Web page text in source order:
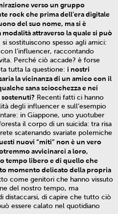
verso un gruppo
rock che prima dell’era digitale
del suo nome, ma si è
attraverso la quale si può
si sostituiscono spesso agli amici:
l’influencer, raccontando
Perché ciò accade? è forse
tutta la questione: i nostri
la vicinanza di un amico con il
sana sciocchezza e nei
Recenti fatti ci hanno
degli influencer e sull’esempio
in Giappone, uno yuotuber
il corpo di un suicida: tra risa
scatenando svariate polemiche
nuovi “miti” non è un vero
avvicinarci a loro,
tempo libero e di quello che
momento delicato della propria
come genitori che hanno vissuto
del nostro tempo, ma
distaccarsi, di capire che tutto ciò
essere calato nel quotidiano